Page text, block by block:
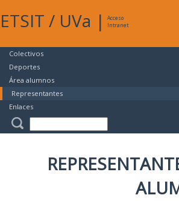
ETSIT / UVa |
Acceso
Intranet
Colectivos
Deportes
Área alumnos
Representantes
Enlaces